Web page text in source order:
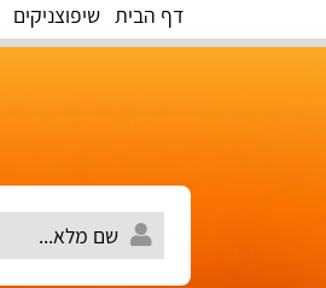
דף הבית שיפוצניקים